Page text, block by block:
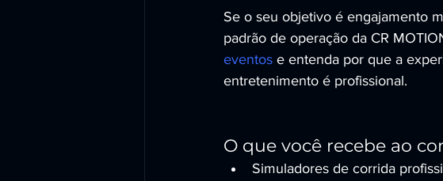
Se o seu objetivo é engajamento
padrão de operação da CR
eventos e entenda por que a
entretenimento é profissional.
O que você recebe ao
Simuladores de corrida